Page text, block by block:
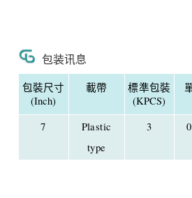
包装讯息
包裝尺寸
(Inch)
載帶
標準包裝
(KPCS)
7
Plastic
type
3